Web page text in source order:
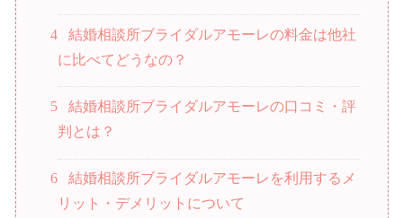
4
結婚相談所ブライダルアモーレの料金は他社
に比べてどうなの？
5
結婚相談所ブライダルアモーレの口コミ・評
判とは？
6
結婚相談所ブライダルアモーレを利用するメ
リット・デメリットについて